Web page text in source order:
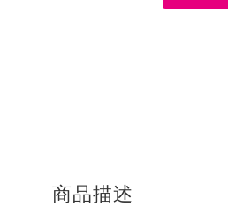
商品描述